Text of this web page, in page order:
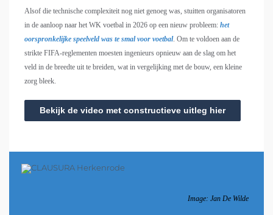
Alsof die technische complexiteit nog niet genoeg was, stuitten organisatoren
in de aanloop naar het WK voetbal in 2026 op een nieuw probleem: het
oorspronkelijke speelveld was te smal voor voetbal. Om te voldoen aan de
strikte FIFA-reglementen moesten ingenieurs opnieuw aan de slag om het
veld in de breedte uit te breiden, wat in vergelijking met de bouw, een kleine
zorg bleek.
Bekijk de video met constructieve uitleg hier
Image: Jan De Wilde